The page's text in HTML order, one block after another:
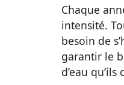
Chaque
intensité.
besoin de
garantir le
d’eau